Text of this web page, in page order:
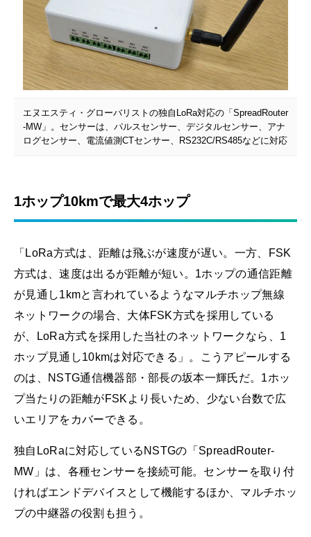
エヌエスティ・グローバリストの独自LoRa対応の「SpreadRouter
-MW」。センサーは、パルスセンサー、デジタルセンサー、アナ
ログセンサー、電流値測CTセンサー、RS232C/RS485などに対応
1ホップ10kmで最大4ホップ
「LoRa方式は、距離は飛ぶが速度が遅い。一方、FSK
方式は、速度は出るが距離が短い。1ホップの通信距離
が見通し1kmと言われているようなマルチホップ無線
ネットワークの場合、大体FSK方式を採用している
が、LoRa方式を採用した当社のネットワークなら、1
ホップ見通し10kmは対応できる」。こうアピールする
のは、NSTG通信機器部・部長の坂本一輝氏だ。1ホッ
プ当たりの距離がFSKより長いため、少ない台数で広
いエリアをカバーできる。
独自LoRaに対応しているNSTGの「SpreadRouter-
MW」は、各種センサーを接続可能。センサーを取り付
ければエンドデバイスとして機能するほか、マルチホッ
プの中継器の役割も担う。